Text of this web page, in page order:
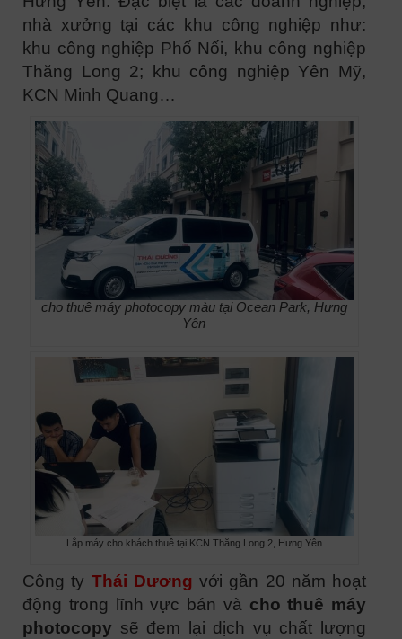
nhà xưởng tại các khu công nghiệp như:
khu công nghiệp Phố Nối, khu công nghiệp
Thăng Long 2; khu công nghiệp Yên Mỹ,
KCN Minh Quang…
cho thuê máy photocopy màu tại Ocean Park, Hưng
Yên
Lắp máy cho khách thuê tại KCN Thăng Long 2, Hưng Yên
Công ty Thái Dương với gần 20 năm hoạt
động trong lĩnh vực bán và cho thuê máy
photocopy sẽ đem lại dịch vụ chất lượng